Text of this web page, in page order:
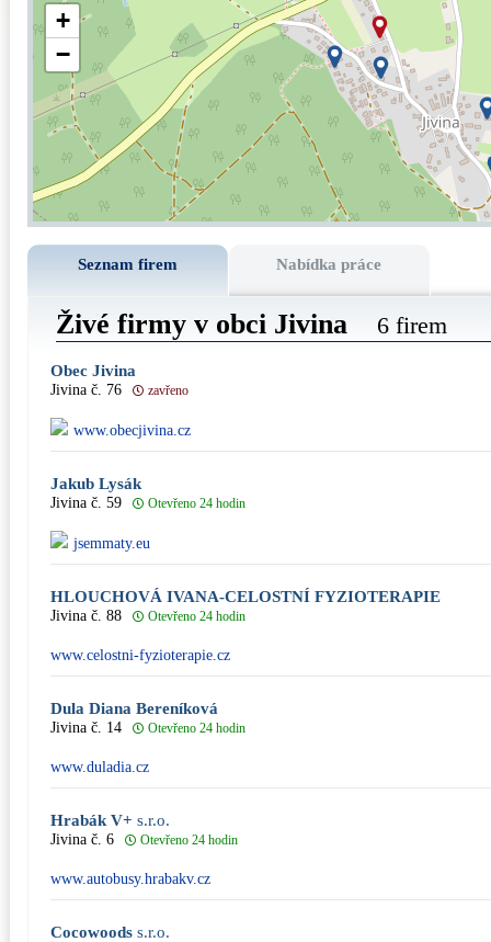
+
−
Seznam firem Nabídka práce
Živé firmy v obci Jivina 6 firem
Obec Jivina
Jivina č. 76 zavřeno
www.obecjivina.cz
Jakub Lysák
Jivina č. 59 Otevřeno 24 hodin
jsemmaty.eu
HLOUCHOVÁ IVANA-CELOSTNÍ FYZIOTERAPIE
Jivina č. 88 Otevřeno 24 hodin
www.celostni-fyzioterapie.cz
Dula Diana Bereníková
Jivina č. 14 Otevřeno 24 hodin
www.duladia.cz
Hrabák V+ s.r.o.
Jivina č. 6 Otevřeno 24 hodin
www.autobusy.hrabakv.cz
Cocowoods s.r.o.